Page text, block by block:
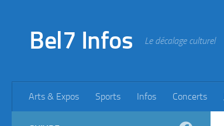
Bel7 Infos Le décalage culturel
Arts & Expos Sports Infos Concerts